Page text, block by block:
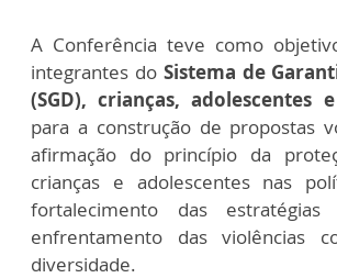
A Conferência teve como
integrantes do Sistema de
(SGD), crianças, adolescentes
para a construção de propostas
afirmação do princípio da
crianças e adolescentes nas
fortalecimento das
enfrentamento das violências
diversidade.